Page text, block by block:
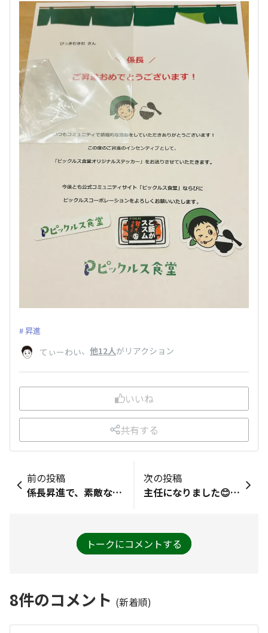
昇進
てぃーわい、 他12人がリアクション
いいね
共有する
前の投稿
係長昇進で、素敵な「ピックルス食堂オリジナルステッカー」送っていただきありがとうございます。早速、財布やバッグに貼って楽しませてもらいます。ありがとうございました。
次の投稿
主任になりました😊嬉しいです✨️
トークにコメントする
8件のコメント (新着順)